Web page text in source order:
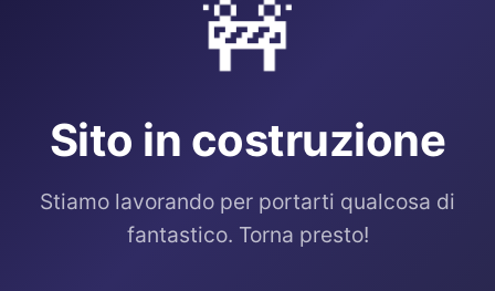
🚧
Sito in costruzione
Stiamo lavorando per portarti qualcosa di
fantastico. Torna presto!